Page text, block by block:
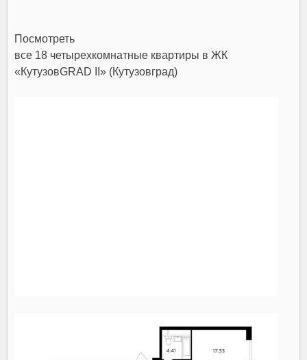
Посмотреть
все 18 четырехкомнатные квартиры в ЖК
«КутузовGRAD II» (Кутузовград)